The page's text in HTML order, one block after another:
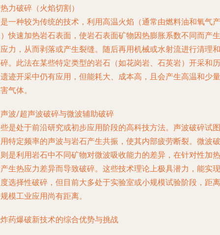
力破碎（火焰切割）
一种较为传统的技术，利用高温火焰（通常由燃料油和氧气产
快速加热岩石表面，使岩石表面矿物因热膨胀系数不同而产生
力，从而剥落或产生裂缝。随后再用机械或水射流进行清理和
。此法在某些特定类型的岩石（如花岗岩、石英岩）开采和历
迹开采中仍有应用，但能耗大、成本高，且会产生高温和少量
气体。
波/超声波破碎与微波辅助破碎
是处于前沿研究或初步应用阶段的高科技方法。声波破碎试图
特定频率的声波与岩石产生共振，使其内部疲劳断裂。微波破
是利用岩石中不同矿物对微波吸收能力的差异，在针对性加热
生热应力差异而导致破碎。这些技术理论上极具潜力，能实现
选择性破碎，但目前大多处于实验室或小规模试验阶段，距离
模工业应用尚有距离。
药爆破新技术的综合优势与挑战